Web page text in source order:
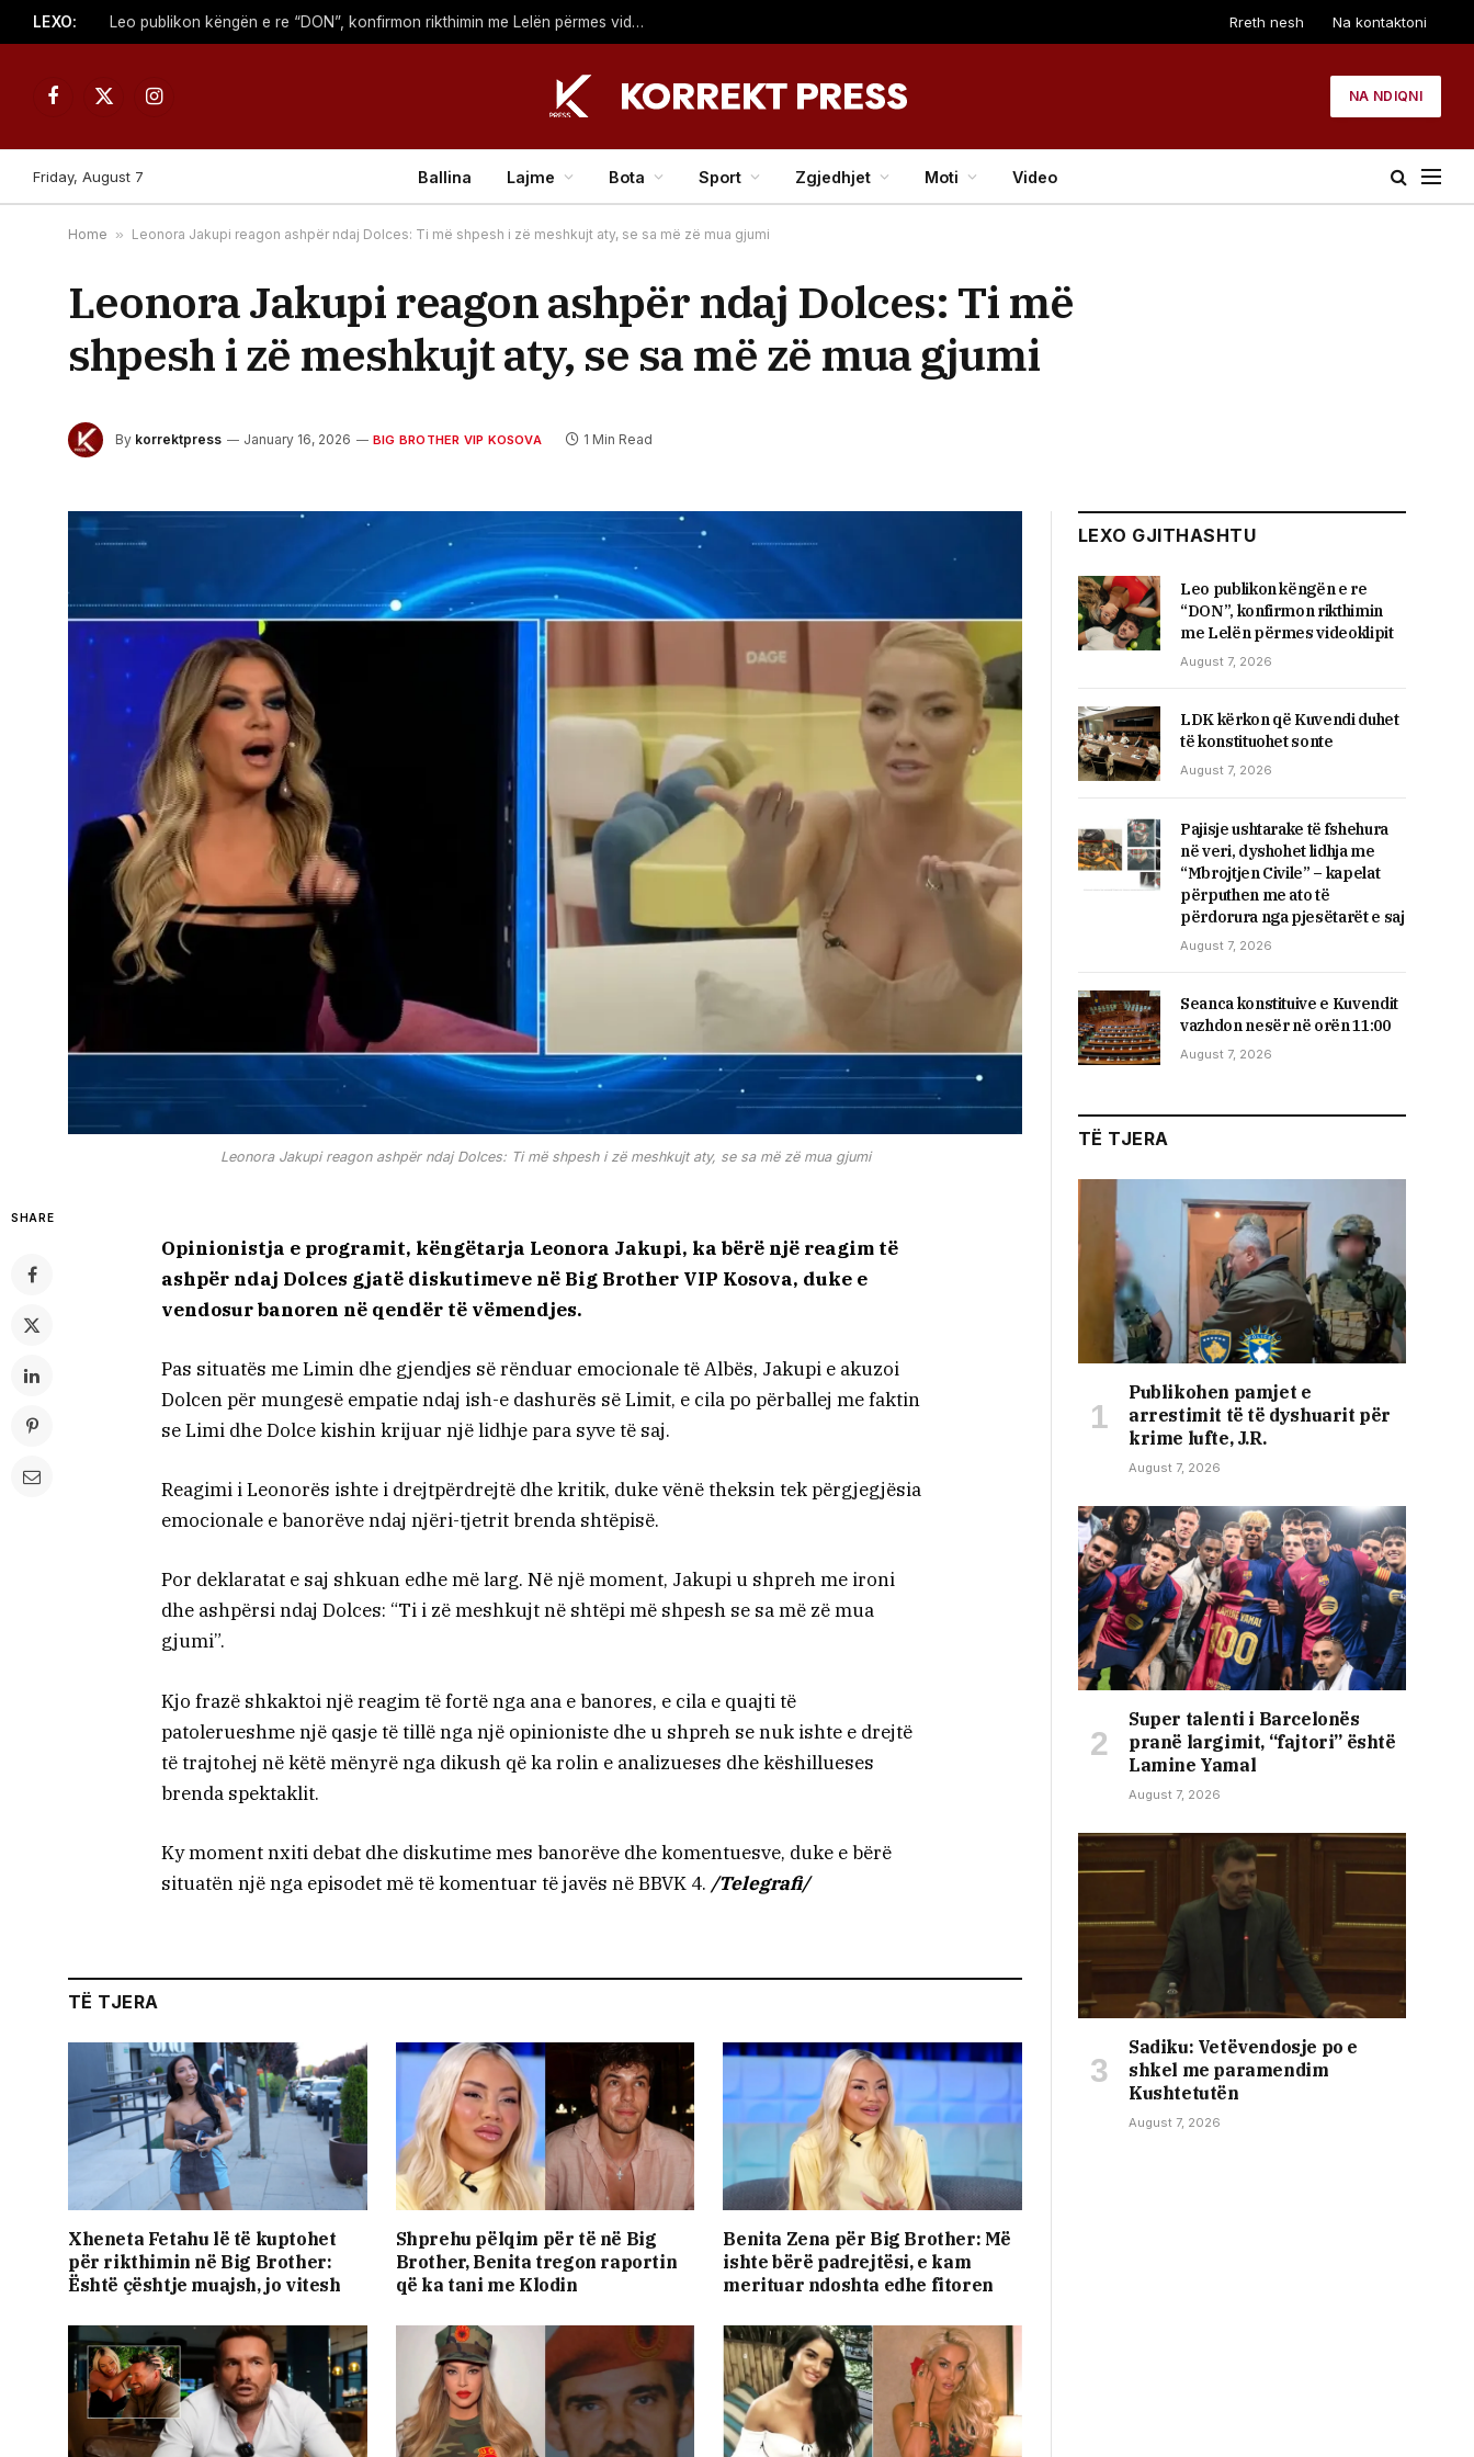
LEXO: Leo publikon këngën e re “DON”, konfirmon rikthimin me Lelën përmes videoklipit Rreth nesh Na kontaktoni
Facebook
X
Instagram
NA NDIQNI
Friday, August 7 Ballina Lajme Bota Sport Zgjedhjet Moti Video
Home » Leonora Jakupi reagon ashpër ndaj Dolces: Ti më shpesh i zë meshkujt aty, se sa më zë mua gjumi
Leonora Jakupi reagon ashpër ndaj Dolces: Ti më
shpesh i zë meshkujt aty, se sa më zë mua gjumi
By korrektpress January 16, 2026 BIG BROTHER VIP KOSOVA 1 Min Read
Leonora Jakupi reagon ashpër ndaj Dolces: Ti më shpesh i zë meshkujt aty, se sa më zë mua gjumi
SHARE
Opinionistja e programit, këngëtarja Leonora Jakupi, ka bërë një reagim të
ashpër ndaj Dolces gjatë diskutimeve në Big Brother VIP Kosova, duke e
vendosur banoren në qendër të vëmendjes.
Pas situatës me Limin dhe gjendjes së rënduar emocionale të Albës, Jakupi e akuzoi
Dolcen për mungesë empatie ndaj ish-e dashurës së Limit, e cila po përballej me faktin
se Limi dhe Dolce kishin krijuar një lidhje para syve të saj.
Reagimi i Leonorës ishte i drejtpërdrejtë dhe kritik, duke vënë theksin tek përgjegjësia
emocionale e banorëve ndaj njëri-tjetrit brenda shtëpisë.
Por deklaratat e saj shkuan edhe më larg. Në një moment, Jakupi u shpreh me ironi
dhe ashpërsi ndaj Dolces: “Ti i zë meshkujt në shtëpi më shpesh se sa më zë mua
gjumi”.
Kjo frazë shkaktoi një reagim të fortë nga ana e banores, e cila e quajti të
patolerueshme një qasje të tillë nga një opinioniste dhe u shpreh se nuk ishte e drejtë
të trajtohej në këtë mënyrë nga dikush që ka rolin e analizueses dhe këshillueses
brenda spektaklit.
Ky moment nxiti debat dhe diskutime mes banorëve dhe komentuesve, duke e bërë
situatën një nga episodet më të komentuar të javës në BBVK 4. /Telegrafi/
TË TJERA
Xheneta Fetahu lë të kuptohet
për rikthimin në Big Brother:
Është çështje muajsh, jo vitesh
Shprehu pëlqim për të në Big
Brother, Benita tregon raportin
që ka tani me Klodin
Benita Zena për Big Brother: Më
ishte bërë padrejtësi, e kam
merituar ndoshta edhe fitoren
LEXO GJITHASHTU
Leo publikon këngën e re
“DON”, konfirmon rikthimin
me Lelën përmes videoklipit
August 7, 2026
LDK kërkon që Kuvendi duhet
të konstituohet sonte
August 7, 2026
Pajisje ushtarake të fshehura
në veri, dyshohet lidhja me
“Mbrojtjen Civile” – kapelat
përputhen me ato të
përdorura nga pjesëtarët e saj
August 7, 2026
Seanca konstituive e Kuvendit
vazhdon nesër në orën 11:00
August 7, 2026
TË TJERA
Publikohen pamjet e
arrestimit të të dyshuarit për
krime lufte, J.R.
August 7, 2026
Super talenti i Barcelonës
pranë largimit, “fajtori” është
Lamine Yamal
August 7, 2026
Sadiku: Vetëvendosje po e
shkel me paramendim
Kushtetutën
August 7, 2026